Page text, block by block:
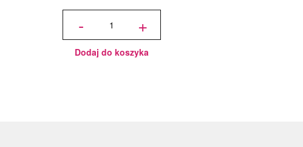
-
ilość
okrągły
Choinki
cm, h 1
cm - PC
+
Dodaj do koszyka